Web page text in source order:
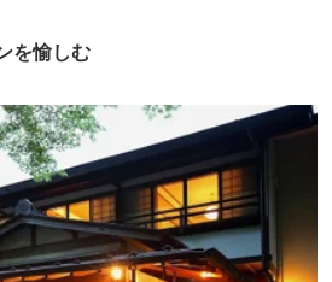
を愉しむ